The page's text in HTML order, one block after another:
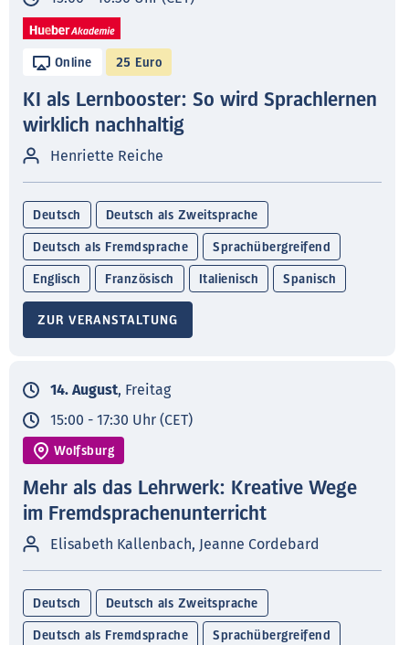
Online 25 Euro
KI als Lernbooster: So wird Sprachlernen
wirklich nachhaltig
Henriette Reiche
Deutsch Deutsch als Zweitsprache
Deutsch als Fremdsprache Sprachübergreifend
Englisch Französisch Italienisch Spanisch
ZUR VERANSTALTUNG
14. August, Freitag
15:00 - 17:30 Uhr (CET)
Wolfsburg
Mehr als das Lehrwerk: Kreative Wege
im Fremdsprachenunterricht
Elisabeth Kallenbach, Jeanne Cordebard
Deutsch Deutsch als Zweitsprache
Deutsch als Fremdsprache Sprachübergreifend